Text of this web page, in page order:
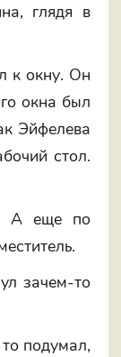
глядя в
к окну. Он
окна был
Эйфелева
стол.
А еще по
зачем-то
подумал,